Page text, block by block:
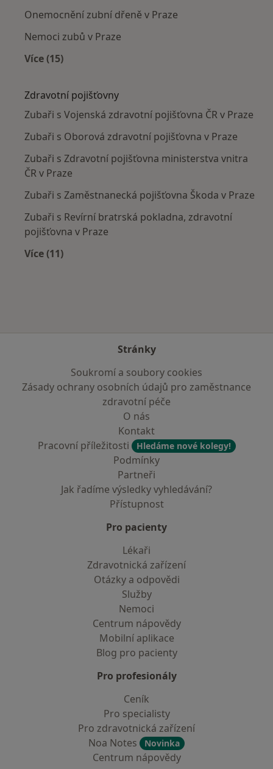
Onemocnění zubní dřeně v Praze
Nemoci zubů v Praze
Více (15)
Zdravotní pojišťovny
Zubaři s Vojenská zdravotní pojišťovna ČR v Praze
Zubaři s Oborová zdravotní pojišťovna v Praze
Zubaři s Zdravotní pojišťovna ministerstva vnitra
ČR v Praze
Zubaři s Zaměstnanecká pojišťovna Škoda v Praze
Zubaři s Revírní bratrská pokladna, zdravotní
pojišťovna v Praze
Více (11)
Stránky
Soukromí a soubory cookies
Zásady ochrany osobních údajů pro zaměstnance
zdravotní péče
O nás
Kontakt
Pracovní příležitosti
Hledáme nové kolegy!
Podmínky
Partneři
Jak řadíme výsledky vyhledávání?
Přístupnost
Pro pacienty
Lékaři
Zdravotnická zařízení
Otázky a odpovědi
Služby
Nemoci
Centrum nápovědy
Mobilní aplikace
Blog pro pacienty
Pro profesionály
Ceník
Pro specialisty
Pro zdravotnická zařízení
Noa Notes
Novinka
Centrum nápovědy